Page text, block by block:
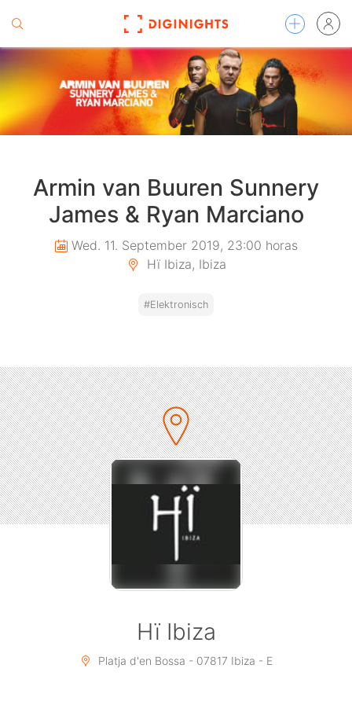
Armin van Buuren Sunnery
James & Ryan Marciano
Wed. 11. September 2019, 23:00 horas
Hï Ibiza, Ibiza
#Elektronisch
Hï Ibiza
Platja d'en Bossa - 07817 Ibiza - E